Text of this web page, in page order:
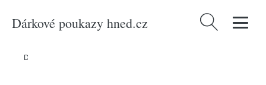
Dárkové poukazy hned.cz Vyhledávání
Domů